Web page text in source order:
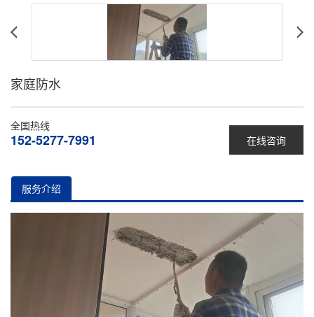
家庭防水
在线咨询
全国热线
152-5277-7991
服务介绍